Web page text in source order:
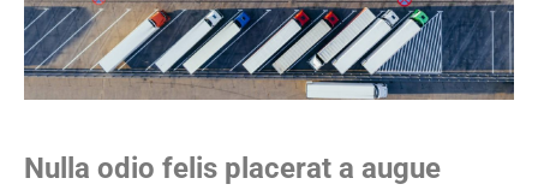
Nulla odio felis placerat a augue